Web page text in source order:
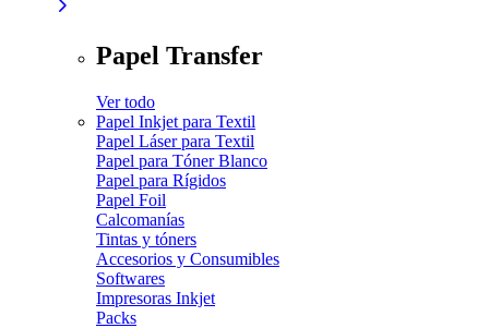
Papel Transfer
Ver todo
Papel Inkjet para Textil
Papel Láser para Textil
Papel para Tóner Blanco
Papel para Rígidos
Papel Foil
Calcomanías
Tintas y tóners
Accesorios y Consumibles
Softwares
Impresoras Inkjet
Packs